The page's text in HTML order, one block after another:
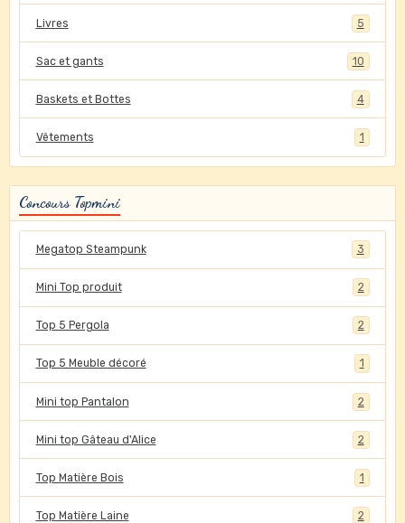
Livres 5
Sac et gants 10
Baskets et Bottes 4
Vêtements 1
Concours Topmini
Megatop Steampunk 3
Mini Top produit 2
Top 5 Pergola 2
Top 5 Meuble décoré 1
Mini top Pantalon 2
Mini top Gâteau d'Alice 2
Top Matière Bois 1
Top Matière Laine 2